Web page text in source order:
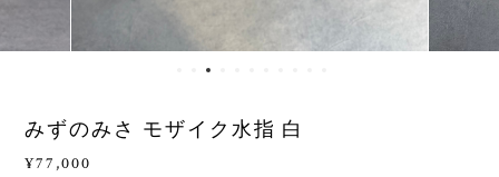
みずのみさ モザイク水指 白
¥77,000